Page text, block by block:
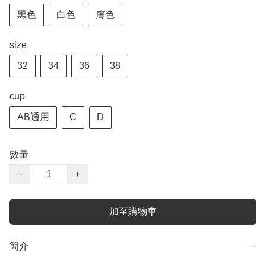
黑色 白色 膚色
size
32 34 36 38
cup
AB通用 C D
數量
−
+
加至購物車
簡介 −